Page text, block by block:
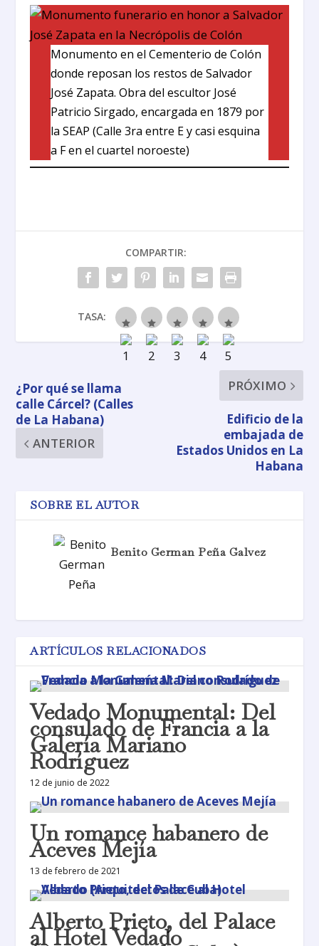
Monumento en el Cementerio de Colón
donde reposan los restos de Salvador
José Zapata. Obra del escultor José
Patricio Sirgado, encargada en 1879 por
la SEAP (Calle 3ra entre E y casi esquina
a F en el cuartel noroeste)
COMPARTIR:
TASA:
¿Por qué se llama
calle Cárcel? (Calles
de La Habana)
ANTERIOR
PRÓXIMO
Edificio de la
embajada de
Estados Unidos en La
Habana
SOBRE EL AUTOR
Benito German Peña Galvez
ARTÍCULOS RELACIONADOS
Vedado Monumental: Del
consulado de Francia a la
Galería Mariano
Rodríguez
12 de junio de 2022
Un romance habanero de
Aceves Mejía
13 de febrero de 2021
Alberto Prieto, del Palace
al Hotel Vedado